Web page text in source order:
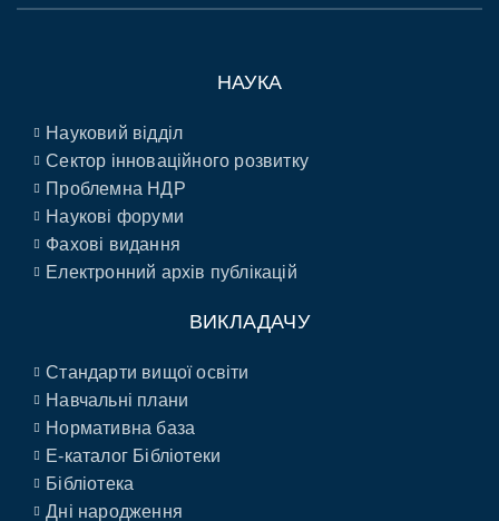
НАУКА
Науковий відділ
Сектор інноваційного розвитку
Проблемна НДР
Наукові форуми
Фахові видання
Електронний архів публікацій
ВИКЛАДАЧУ
Стандарти вищої освіти
Навчальні плани
Нормативна база
E-каталог Бібліотеки
Бібліотека
Дні народження